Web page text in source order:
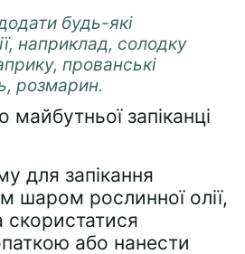
будь-які
наприклад, солодку
прованські
розмарин.
для запікання
шаром рослинної олії,
або нанести